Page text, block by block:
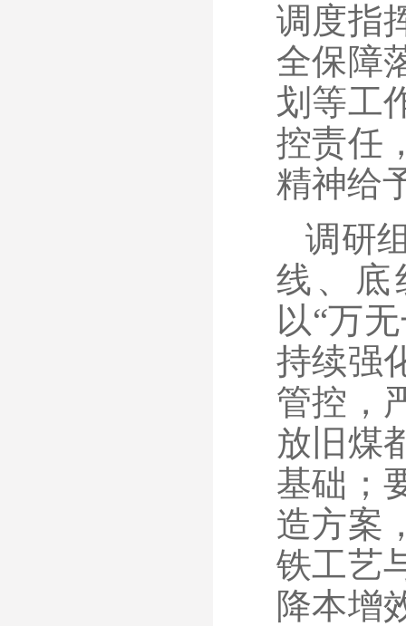
调度指
全保障
划等工
控责任
精神给
调研
线、底
以“万
持续强
管控，
放旧煤
基础；
造方案
铁工艺
降本增